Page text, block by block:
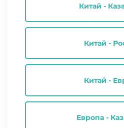
Китай -
Китай -
Китай -
Европа -